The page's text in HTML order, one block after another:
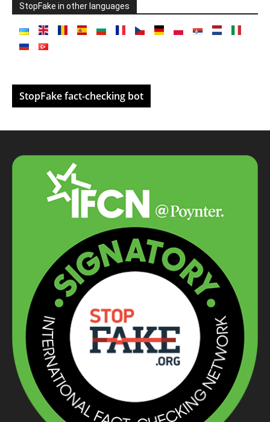
StopFake in other languages
StopFake fact-checking bot